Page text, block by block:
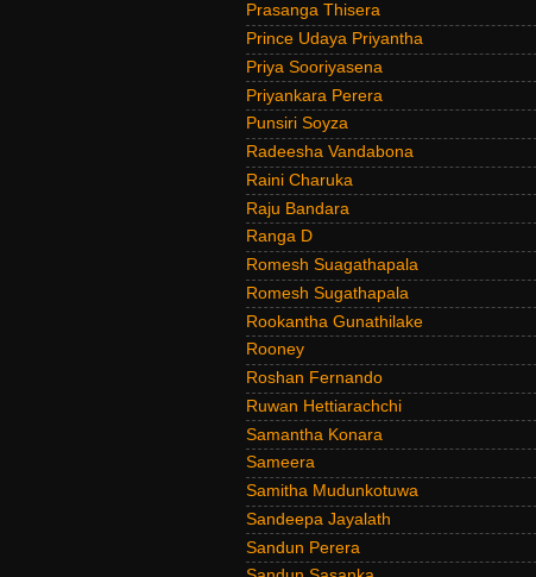
Prasanga Thisera
Prince Udaya Priyantha
Priya Sooriyasena
Priyankara Perera
Punsiri Soyza
Radeesha Vandabona
Raini Charuka
Raju Bandara
Ranga D
Romesh Suagathapala
Romesh Sugathapala
Rookantha Gunathilake
Rooney
Roshan Fernando
Ruwan Hettiarachchi
Samantha Konara
Sameera
Samitha Mudunkotuwa
Sandeepa Jayalath
Sandun Perera